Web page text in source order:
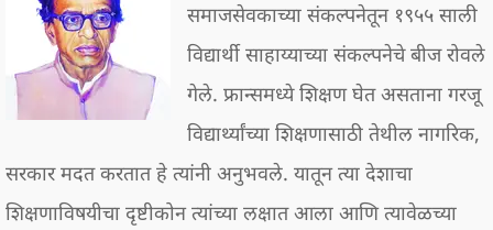
समाजसेवकाच्या संकल्पनेतून १९५५ साली
विद्यार्थी साहाय्याच्या संकल्पनेचे बीज रोवले
गेले. फ्रान्समध्ये शिक्षण घेत असताना गरजू
विद्यार्थ्यांच्या शिक्षणासाठी तेथील नागरिक,
सरकार मदत करतात हे त्यांनी अनुभवले. यातून त्या देशाचा
शिक्षणाविषयीचा दृष्टीकोन त्यांच्या लक्षात आला आणि त्यावेळच्या